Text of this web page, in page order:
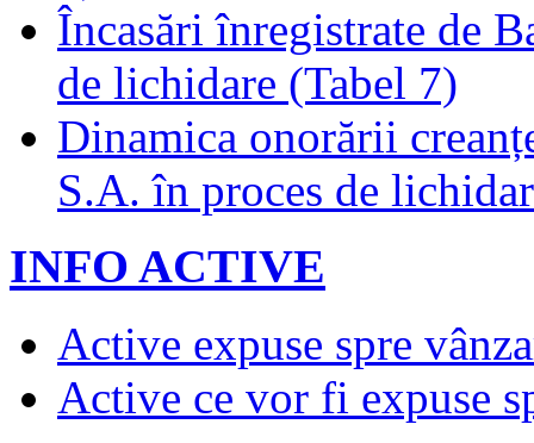
Încasări înregistrate de
de lichidare (Tabel 7)
Dinamica onorării
S.A. în proces de
INFO ACTIVE
Active expuse spre
Active ce vor fi expuse